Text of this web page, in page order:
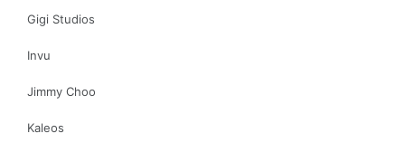
Gigi Studios
Invu
Jimmy Choo
Kaleos